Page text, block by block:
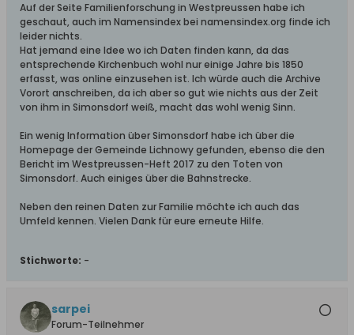
Auf der Seite Familienforschung in Westpreussen habe ich
geschaut, auch im Namensindex bei namensindex.org finde ich
leider nichts.
Hat jemand eine Idee wo ich Daten finden kann, da das
entsprechende Kirchenbuch wohl nur einige Jahre bis 1850
erfasst, was online einzusehen ist. Ich würde auch die Archive
Vorort anschreiben, da ich aber so gut wie nichts aus der Zeit
von ihm in Simonsdorf weiß, macht das wohl wenig Sinn.
Ein wenig Information über Simonsdorf habe ich über die
Homepage der Gemeinde Lichnowy gefunden, ebenso die den
Bericht im Westpreussen-Heft 2017 zu den Toten von
Simonsdorf. Auch einiges über die Bahnstrecke.
Neben den reinen Daten zur Familie möchte ich auch das
Umfeld kennen. Vielen Dank für eure erneute Hilfe.
Stichworte: -
sarpei
Forum-Teilnehmer